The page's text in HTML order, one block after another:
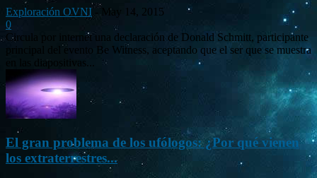
Exploración OVNI - May 14, 2015
0
Circula por internet una declaración de Donald Schmitt, participante
principal del evento Be Witness, aceptando que el ser que se muestra
en las diapositivas...
El gran problema de los ufólogos: ¿Por qué vienen
los extraterrestres...